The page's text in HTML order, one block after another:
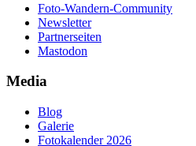
Foto-Wandern-Community
Newsletter
Partnerseiten
Mastodon
Media
Blog
Galerie
Fotokalender 2026